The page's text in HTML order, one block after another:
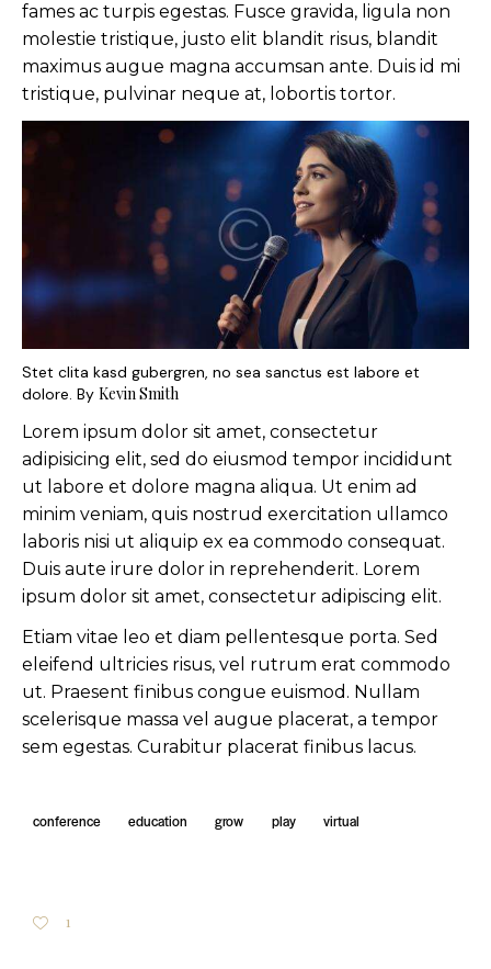
fames ac turpis egestas. Fusce gravida, ligula non
molestie tristique, justo elit blandit risus, blandit
maximus augue magna accumsan ante. Duis id mi
tristique, pulvinar neque at, lobortis tortor.
Stet clita kasd gubergren, no sea sanctus est labore et
dolore. By Kevin Smith
Lorem ipsum dolor sit amet, consectetur
adipisicing elit, sed do eiusmod tempor incididunt
ut labore et dolore magna aliqua. Ut enim ad
minim veniam, quis nostrud exercitation ullamco
laboris nisi ut aliquip ex ea commodo consequat.
Duis aute irure dolor in reprehenderit. Lorem
ipsum dolor sit amet, consectetur adipiscing elit.
Etiam vitae leo et diam pellentesque porta. Sed
eleifend ultricies risus, vel rutrum erat commodo
ut. Praesent finibus congue euismod. Nullam
scelerisque massa vel augue placerat, a tempor
sem egestas. Curabitur placerat finibus lacus.
conference education grow play virtual
1